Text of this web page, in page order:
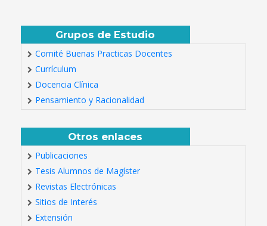
Grupos de Estudio
Comité Buenas Practicas Docentes
Currículum
Docencia Clínica
Pensamiento y Racionalidad
Otros enlaces
Publicaciones
Tesis Alumnos de Magíster
Revistas Electrónicas
Sitios de Interés
Extensión